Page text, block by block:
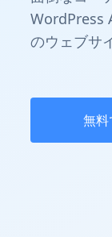
WordPress
のウェブサ
無料